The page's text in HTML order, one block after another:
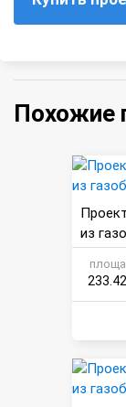
Похожие
из